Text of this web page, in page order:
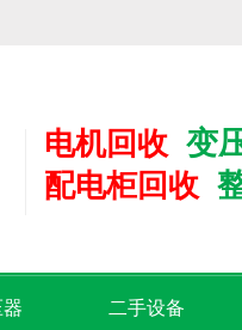
电机回收 变
配电柜回收
二手设备